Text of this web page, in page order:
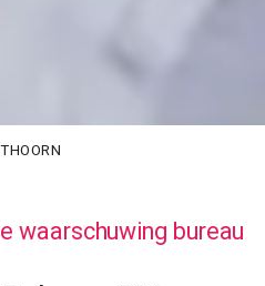
waarschuwing bureau